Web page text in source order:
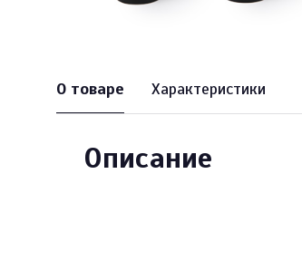
О товаре Характеристики
Описание